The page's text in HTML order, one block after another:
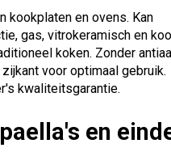
kookplaten en ovens. Kan
gas, vitrokeramisch en
koken. Zonder
voor optimaal gebruik.
kwaliteitsgarantie.
en